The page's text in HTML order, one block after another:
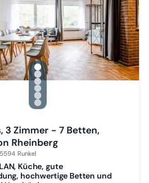
gallery.slide_selector
Zu Slide 1 wechseln
Zu Slide 2 wechseln
Zu Slide 3 wechseln
Zu Slide 4 wechseln
Zu Slide 5 wechseln
Zu Slide 6 wechseln
3 Zimmer - 7 Betten,
Rheinberg
Runkel
Küche, gute
hochwertige Betten und